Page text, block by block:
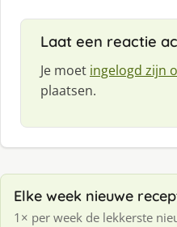
Laat een reactie
Je moet ingelogd zijn
plaatsen.
Elke week nieuwe
1× per week de lekkerste